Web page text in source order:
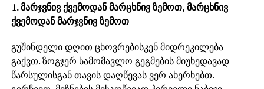
1. მარჯვნივ ქვემოდან მარცხნივ ზემოთ, მარცხნივ
ქვემოდან მარჯვნივ ზემოთ
გუშინდელი დღით ცხოვრებისკენ მიდრეკილება
გაქვთ. ზოგჯერ სამომავლო გეგმების მიუხედავად
წარსულისგან თავის დაღწევას ვერ ახერხებთ.